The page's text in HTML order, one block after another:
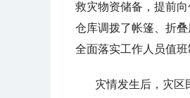
救灾物资储备，提前
仓库调拨了帐篷、折
全面落实工作人员值
灾情发生后，灾区